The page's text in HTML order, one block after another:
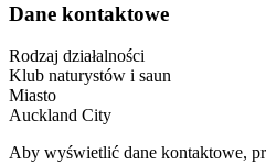
Dane kontaktowe
Rodzaj działalności
Klub naturystów i saun
Miasto
Auckland City
Aby wyświetlić dane kontaktowe,